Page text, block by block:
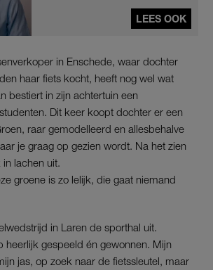
LEES OOK
in Enschede, waar dochter
haar fiets kocht, heeft nog wel wat
bestiert in zijn achtertuin een
Dit keer koopt dochter er een
raar gemodelleerd en allesbehalve
je graag op gezien wordt. Na het zien
lachen uit.
groene is zo lelijk, die gaat niemand
in Laren de sporthal uit.
heerlijk gespeeld én gewonnen. Mijn
jas, op zoek naar de fietssleutel, maar